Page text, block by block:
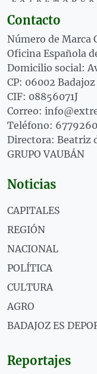
Contacto
Número de Marca
Oficina Española
Domicilio social:
CP: 06002 Badajoz
CIF: 08856071J
Correo:
Teléfono:
Directora: Beatriz
GRUPO VAUBÁN
Noticias
CAPITALES
REGIÓN
NACIONAL
POLÍTICA
CULTURA
AGRO
BADAJOZ ES
Reportajes